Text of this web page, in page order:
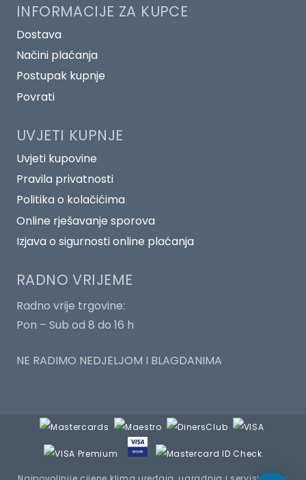
INFORMACIJE ZA KUPCE
Dostava
Načini plaćanja
Postupak kupnje
Povrati
UVJETI KUPNJE
Uvjeti kupovine
Pravila privatnosti
Politika o kolačićima
Online rješavanje sporova
Izjava o sigurnosti online plaćanja
RADNO VRIJEME
Radno vrije trgovine:
Pon – Sub od 8 do 16 h
NE RADIMO NEDJELJOM I BLAGDANIMA